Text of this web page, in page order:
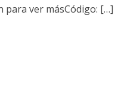
para ver másCódigo: […]